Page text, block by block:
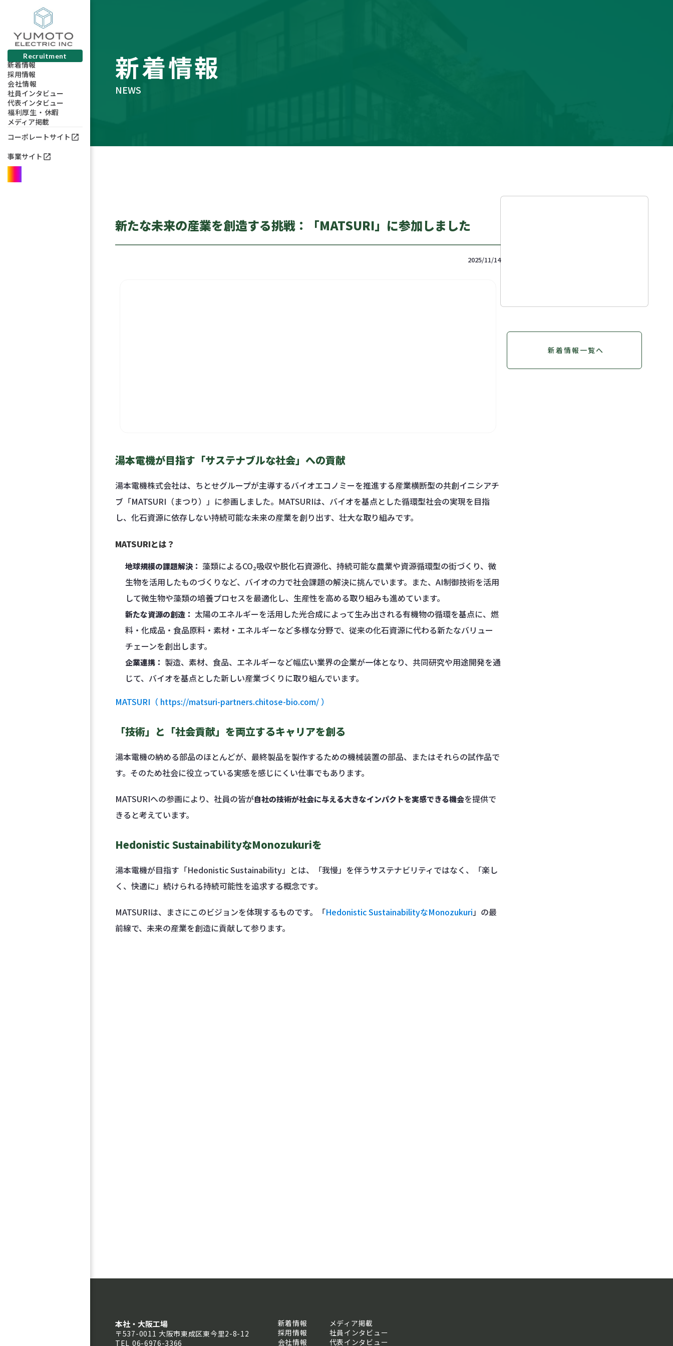
Recruitment
新着情報
採用情報
会社情報
社員インタビュー
代表インタビュー
福利厚生・休暇
メディア掲載
コーポレートサイト open_in_new
事業サイト open_in_new
新着情報
NEWS
新たな未来の産業を創造する挑戦：「MATSURI」に参加しました
2025/11/14
湯本電機が目指す「サステナブルな社会」への貢献
湯本電機株式会社は、ちとせグループが主導するバイオエコノミーを推進する産業横断型の共創イニシアチ
ブ「MATSURI（まつり）」に参画しました。MATSURIは、バイオを基点とした循環型社会の実現を目指
し、化石資源に依存しない持続可能な未来の産業を創り出す、壮大な取り組みです。
MATSURIとは？
地球規模の課題解決： 藻類によるCO₂吸収や脱化石資源化、持続可能な農業や資源循環型の街づくり、微
生物を活用したものづくりなど、バイオの力で社会課題の解決に挑んでいます。また、AI制御技術を活用
して微生物や藻類の培養プロセスを最適化し、生産性を高める取り組みも進めています。
新たな資源の創造： 太陽のエネルギーを活用した光合成によって生み出される有機物の循環を基点に、燃
料・化成品・食品原料・素材・エネルギーなど多様な分野で、従来の化石資源に代わる新たなバリュー
チェーンを創出します。
企業連携： 製造、素材、食品、エネルギーなど幅広い業界の企業が一体となり、共同研究や用途開発を通
じて、バイオを基点とした新しい産業づくりに取り組んでいます。
MATSURI（ https://matsuri-partners.chitose-bio.com/ ）
「技術」と「社会貢献」を両立するキャリアを創る
湯本電機の納める部品のほとんどが、最終製品を製作するための機械装置の部品、またはそれらの試作品で
す。そのため社会に役立っている実感を感じにくい仕事でもあります。
MATSURIへの参画により、社員の皆が自社の技術が社会に与える大きなインパクトを実感できる機会を提供で
きると考えています。
Hedonistic SustainabilityなMonozukuriを
湯本電機が目指す「Hedonistic Sustainability」とは、「我慢」を伴うサステナビリティではなく、「楽し
く、快適に」続けられる持続可能性を追求する概念です。
MATSURIは、まさにこのビジョンを体現するものです。「Hedonistic SustainabilityなMonozukuri」の最
前線で、未来の産業を創造に貢献して参ります。
新着情報一覧へ
本社・大阪工場
〒537-0011 大阪市東成区東今里2-8-12
TEL 06-6976-3366
新着情報
採用情報
会社情報
メディア掲載
社員インタビュー
代表インタビュー